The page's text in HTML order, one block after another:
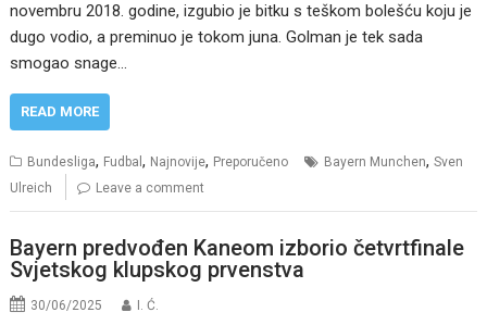
novembru 2018. godine, izgubio je bitku s teškom bolešću koju je
dugo vodio, a preminuo je tokom juna. Golman je tek sada
smogao snage…
READ MORE
Bundesliga, Fudbal, Najnovije, Preporučeno Bayern Munchen,Sven
Ulreich
Leave a comment
Bayern predvođen Kaneom izborio četvrtfinale
Svjetskog klupskog prvenstva
30/06/2025 I. Ć.